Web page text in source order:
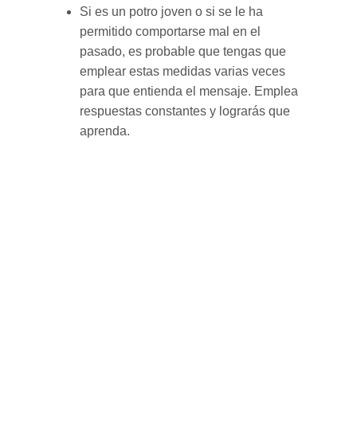
Si es un potro joven o si se le ha
permitido comportarse mal en el
pasado, es probable que tengas que
emplear estas medidas varias veces
para que entienda el mensaje. Emplea
respuestas constantes y lograrás que
aprenda.